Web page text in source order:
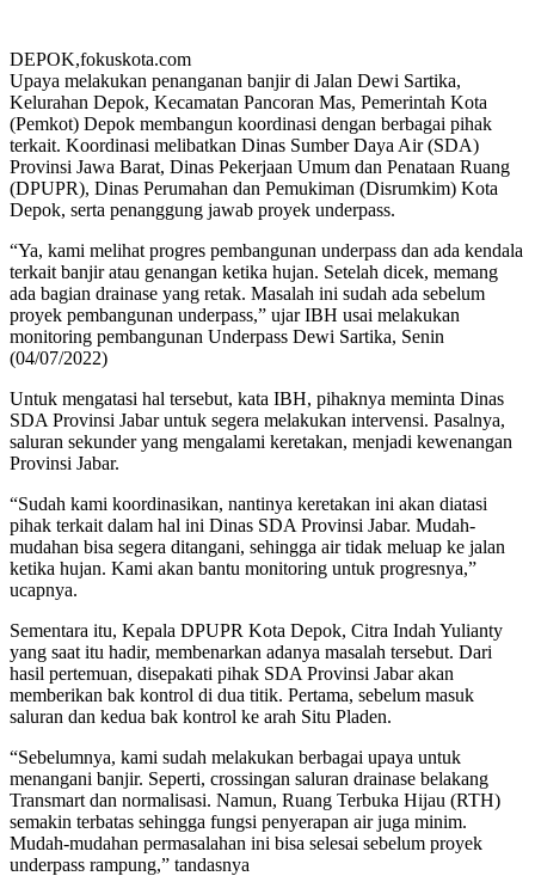
DEPOK,fokuskota.com
Upaya melakukan penanganan banjir di Jalan Dewi Sartika,
Kelurahan Depok, Kecamatan Pancoran Mas, Pemerintah Kota
(Pemkot) Depok membangun koordinasi dengan berbagai pihak
terkait. Koordinasi melibatkan Dinas Sumber Daya Air (SDA)
Provinsi Jawa Barat, Dinas Pekerjaan Umum dan Penataan Ruang
(DPUPR), Dinas Perumahan dan Pemukiman (Disrumkim) Kota
Depok, serta penanggung jawab proyek underpass.
“Ya, kami melihat progres pembangunan underpass dan ada kendala
terkait banjir atau genangan ketika hujan. Setelah dicek, memang
ada bagian drainase yang retak. Masalah ini sudah ada sebelum
proyek pembangunan underpass,” ujar IBH usai melakukan
monitoring pembangunan Underpass Dewi Sartika, Senin
(04/07/2022)
Untuk mengatasi hal tersebut, kata IBH, pihaknya meminta Dinas
SDA Provinsi Jabar untuk segera melakukan intervensi. Pasalnya,
saluran sekunder yang mengalami keretakan, menjadi kewenangan
Provinsi Jabar.
“Sudah kami koordinasikan, nantinya keretakan ini akan diatasi
pihak terkait dalam hal ini Dinas SDA Provinsi Jabar. Mudah-
mudahan bisa segera ditangani, sehingga air tidak meluap ke jalan
ketika hujan. Kami akan bantu monitoring untuk progresnya,”
ucapnya.
Sementara itu, Kepala DPUPR Kota Depok, Citra Indah Yulianty
yang saat itu hadir, membenarkan adanya masalah tersebut. Dari
hasil pertemuan, disepakati pihak SDA Provinsi Jabar akan
memberikan bak kontrol di dua titik. Pertama, sebelum masuk
saluran dan kedua bak kontrol ke arah Situ Pladen.
“Sebelumnya, kami sudah melakukan berbagai upaya untuk
menangani banjir. Seperti, crossingan saluran drainase belakang
Transmart dan normalisasi. Namun, Ruang Terbuka Hijau (RTH)
semakin terbatas sehingga fungsi penyerapan air juga minim.
Mudah-mudahan permasalahan ini bisa selesai sebelum proyek
underpass rampung,” tandasnya